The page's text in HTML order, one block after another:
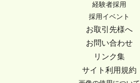
経験者採用
採用イベント
お取引先様へ
お問い合わせ
リンク集
サイト利用規約